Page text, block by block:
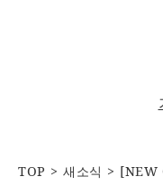
TOP 새소식 [NEW